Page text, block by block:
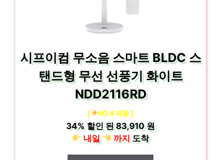
시프이컴 무소음 스마트 BLDC 스
탠드형 무선 선풍기 화이트
NDD2116RD
[ NO.4 제품 ]
34% 할인 된83,910 원
내일
까지도착